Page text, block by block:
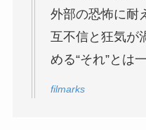
外部の恐怖に耐
互不信と狂気が
める“それ”とは
filmarks